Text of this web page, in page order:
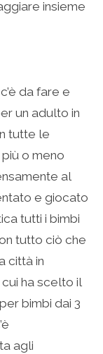
insieme
da fare e
un adulto in
tutte le
o meno
al
e giocato
tutti i bimbi
tutto ciò che
città in
ha scelto il
bimbi dai 3
agli